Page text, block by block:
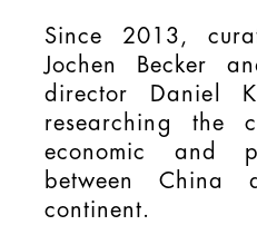
Since 2013,
Jochen Becker
director Daniel
researching the
economic and
between China
continent.